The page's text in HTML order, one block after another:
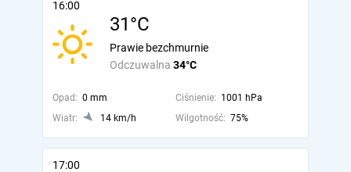
16:00
31°C
Odczuwalna 34°C
Prawie bezchmurnie
Opad: 0 mm Ciśnienie: 1001 hPa
Wiatr:
14 km/h Wilgotność: 75%
17:00